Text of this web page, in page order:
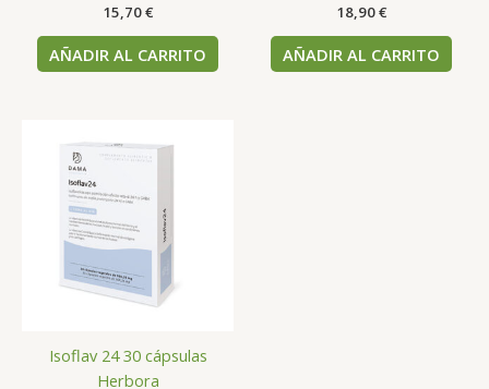
15,70€
AÑADIR AL CARRITO
18,90€
AÑADIR AL CARRITO
Isoflav 24 30 cápsulas
Herbora